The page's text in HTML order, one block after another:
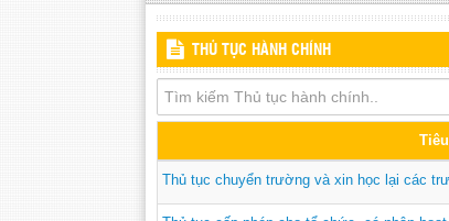
THỦ TỤC HÀNH CHÍNH
Thủ tục chuyển trường và xin học lại các